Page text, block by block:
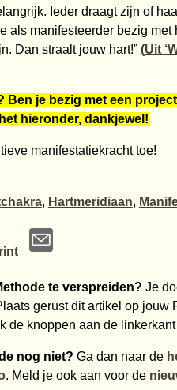
Ieder draagt zijn of
als manifesteerder bezig
Dan straalt jouw hart!” (Uit
Ben je bezig met een
hieronder, dankjewel!
manifestatiekracht toe!
, Hartmeridiaan,
te verspreiden? Je
gerust dit artikel op
de knoppen aan de
nog niet? Ga dan naar de
. Meld je ook aan voor de